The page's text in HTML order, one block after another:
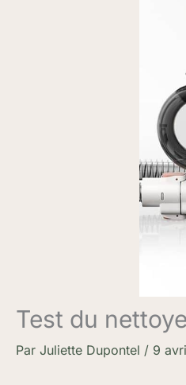
Test du
Par Juliette Dupontel / 9